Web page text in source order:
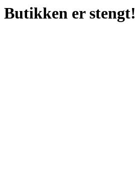
Butikken er stengt!